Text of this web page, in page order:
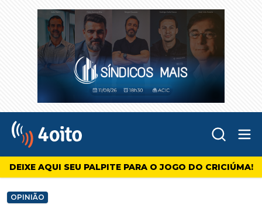
4oito
DEIXE AQUI SEU PALPITE PARA O JOGO DO CRICIÚMA!
OPINIÃO